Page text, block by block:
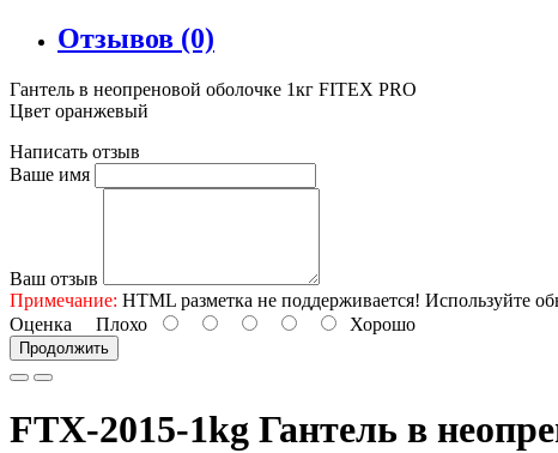
Отзывов (0)
Гантель в неопреновой оболочке 1кг FITEX PRO
Цвет оранжевый
Написать отзыв
Ваше имя
Ваш отзыв
Примечание: HTML разметка не поддерживается! Используйте
Оценка Плохо Хорошо
Продолжить
FTX-2015-1kg Гантель в